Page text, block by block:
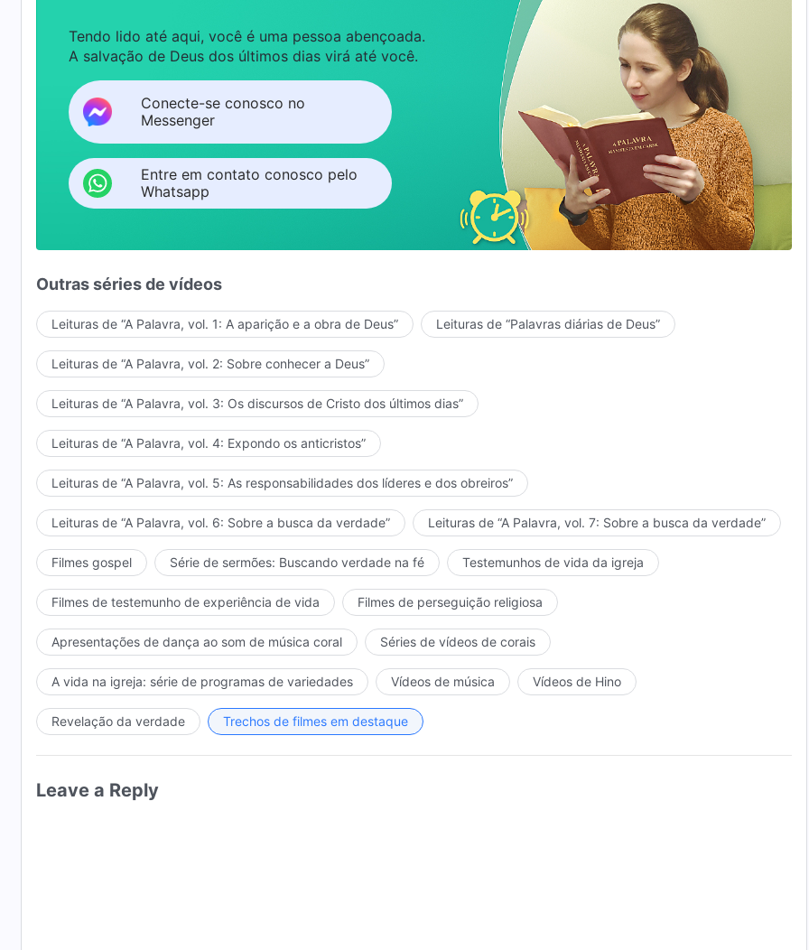
Tendo lido até aqui, você é uma pessoa abençoada.
A salvação de Deus dos últimos dias virá até você.
Conecte-se conosco no
Messenger
Entre em contato conosco pelo
Whatsapp
Outras séries de vídeos
Leituras de “A Palavra, vol. 1: A aparição e a obra de Deus” Leituras de “Palavras diárias de Deus”
Leituras de “A Palavra, vol. 2: Sobre conhecer a Deus”
Leituras de “A Palavra, vol. 3: Os discursos de Cristo dos últimos dias”
Leituras de “A Palavra, vol. 4: Expondo os anticristos”
Leituras de “A Palavra, vol. 5: As responsabilidades dos líderes e dos obreiros”
Leituras de “A Palavra, vol. 6: Sobre a busca da verdade” Leituras de “A Palavra, vol. 7: Sobre a busca da verdade”
Filmes gospel Série de sermões: Buscando verdade na fé Testemunhos de vida da igreja
Filmes de testemunho de experiência de vida Filmes de perseguição religiosa
Apresentações de dança ao som de música coral Séries de vídeos de corais
A vida na igreja: série de programas de variedades Vídeos de música Vídeos de Hino
Revelação da verdade Trechos de filmes em destaque
Leave a Reply